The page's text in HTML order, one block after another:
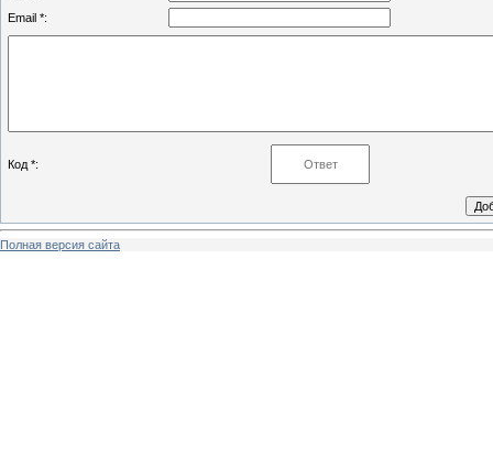
Email *:
Код *:
Полная версия сайта